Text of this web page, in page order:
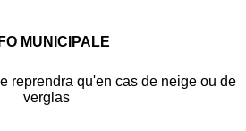
MUNICIPALE
reprendra qu'en cas de neige ou de
verglas